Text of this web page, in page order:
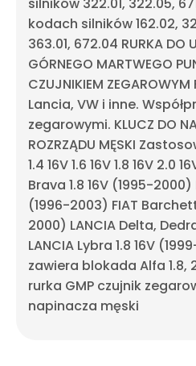
kodach silników 162.02,
363.01, 672.04 RURKA DO
GÓRNEGO MARTWEGO
CZUJNIKIEM
Lancia, VW i inne.
zegarowymi. KLUCZ DO
ROZRZĄDU MĘSKI
1.4 16V 1.6 16V 1.8 16V 2.0
Brava 1.8 16V (1995-2000)
(1996-2003) FIAT
2000) LANCIA Delta,
LANCIA Lybra 1.8 16V
zawiera blokada Alfa 1.8,
rurka GMP czujnik
napinacza męski